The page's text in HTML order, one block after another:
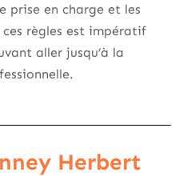
prise en charge et les
règles est impératif
aller jusqu’à la
Herbert